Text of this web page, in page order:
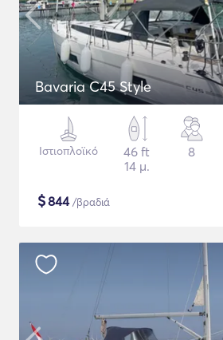
Bavaria C45 Style
Ιστιοπλοϊκό
46 ft
14 μ.
8
$844/βραδιά